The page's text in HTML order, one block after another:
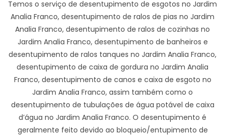
Temos o serviço de desentupimento de esgotos no Jardim
Analia Franco, desentupimento de ralos de pias no Jardim
Analia Franco, desentupimento de ralos de cozinhas no
Jardim Analia Franco, desentupimento de banheiros e
desentupimento de ralos tanques no Jardim Analia Franco,
desentupimento de caixa de gordura no Jardim Analia
Franco, desentupimento de canos e caixa de esgoto no
Jardim Analia Franco, assim também como o
desentupimento de tubulações de água potável de caixa
d’água no Jardim Analia Franco. O desentupimento é
geralmente feito devido ao bloqueio/entupimento de